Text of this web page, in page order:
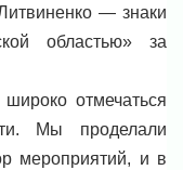
— знаки
областью» за
отмечаться
Мы проделали
мероприятий, и в